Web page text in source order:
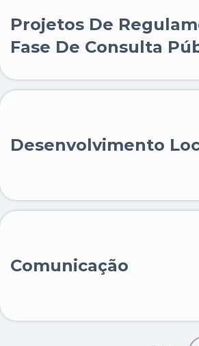
Projetos De
Fase De Consulta
Desenvolvimento
Comunicação